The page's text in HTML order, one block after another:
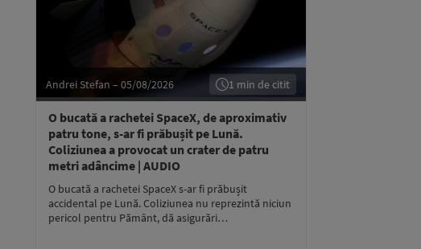
Andrei Stefan – 05/08/2026 1 min de citit
O bucată a rachetei SpaceX, de aproximativ
patru tone, s-ar fi prăbușit pe Lună.
Coliziunea a provocat un crater de patru
metri adâncime | AUDIO
O bucată a rachetei SpaceX s-ar fi prăbușit
accidental pe Lună. Coliziunea nu reprezintă niciun
pericol pentru Pământ, dă asigurări…